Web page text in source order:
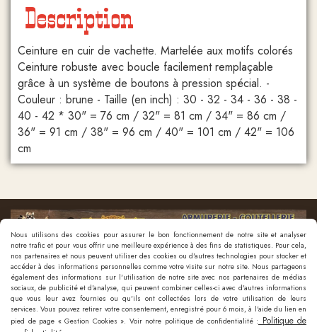
Description
Ceinture en cuir de vachette. Martelée aux motifs colorés
Ceinture robuste avec boucle facilement remplaçable
grâce à un système de boutons à pression spécial. -
Couleur : brune - Taille (en inch) : 30 - 32 - 34 - 36 - 38 -
40 - 42 * 30" = 76 cm / 32" = 81 cm / 34" = 86 cm /
36" = 91 cm / 38" = 96 cm / 40" = 101 cm / 42" = 106
cm
Nous contacter
Nous utilisons des cookies pour assurer le bon fonctionnement de notre site et analyser
notre trafic et pour vous offrir une meilleure expérience à des fins de statistiques. Pour cela,
nos partenaires et nous peuvent utiliser des cookies ou d'autres technologies pour stocker et
accéder à des informations personnelles comme votre visite sur notre site. Nous partageons
également des informations sur l'utilisation de notre site avec nos partenaires de médias
sociaux, de publicité et d'analyse, qui peuvent combiner celles-ci avec d'autres informations
que vous leur avez fournies ou qu'ils ont collectées lors de votre utilisation de leurs
services. Vous pouvez retirer votre consentement, enregistré pour 6 mois, à l'aide du lien en
pied de page « Gestion Cookies ». Voir notre politique de confidentialité : Politique de